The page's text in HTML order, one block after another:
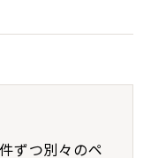
ずつ別々のペ